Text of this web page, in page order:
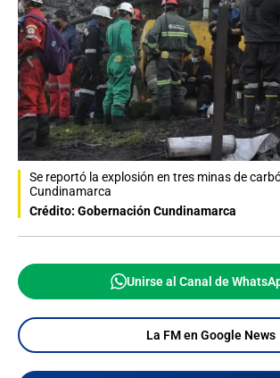
Se reportó la explosión en tres minas de
Cundinamarca
Crédito: Gobernación Cundinamarca
Unirse al Canal de
La FM en Google News